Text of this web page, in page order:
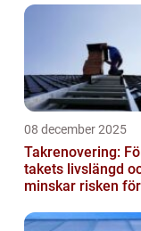
08 december 2025
Takrenovering:
takets livslängd
minskar risken